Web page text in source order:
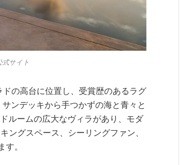
式サイト
の高台に位置し、受賞歴のあるラグ
ンデッキから手つかずの海と青々と
ルームの広大なヴィラがあり、モダ
ングスペース、シーリングファン、
。